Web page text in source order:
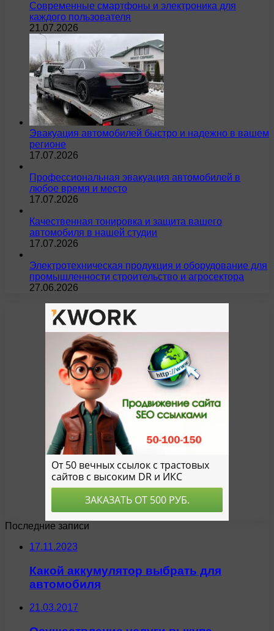
Современные смартфоны и электроника для
каждого пользователя
21.07.2026
Эвакуация автомобилей быстро и надежно в вашем
регионе
17.07.2026
Профессиональная эвакуация автомобилей в
любое время и место
17.07.2026
Качественная тонировка и защита вашего
автомобиля в нашей студии
17.07.2026
Электротехническая продукция и оборудование для
промышленности строительство и агросектора
27.06.2026
Последние записи
17.11.2023
Какой аккумулятор выбрать для
автомобиля
21.03.2017